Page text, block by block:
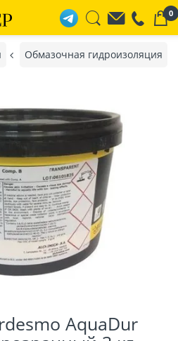
0
Обмазочная гидроизоляция
AquaDur